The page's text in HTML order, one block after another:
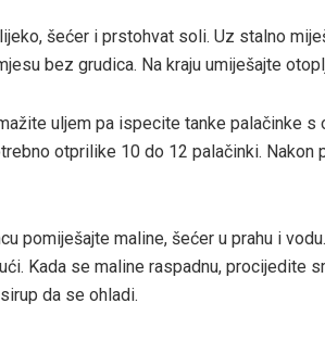
šećer i prstohvat soli. Uz stalno
bez grudica. Na kraju umiješajte
uljem pa ispecite tanke palačinke
otprilike 10 do 12 palačinki. Nakon
pomiješajte maline, šećer u prahu i
Kada se maline raspadnu, procijedite
da se ohladi.